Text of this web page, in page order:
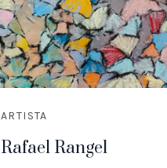
ARTISTA
Rafael Rangel